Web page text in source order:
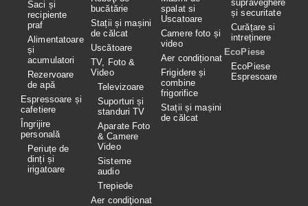
Saci și
recipiente
praf
Alimentatoare
și
acumulatori
Rezervoare
de apă
Espressoare și
cafetiere
Îngrijire
personală
Periuțe de
dinți și
irigatoare
bucătărie
Stații și mașini
de călcat
Uscătoare
TV, Foto &
Video
Televizoare
Suporturi și
standuri TV
Aparate Foto
& Camere
Video
Sisteme
audio
Trepiede
Aer condiţionat
spalat si
Uscatoare
Camere foto și
video
Aer condiționat
Frigidere și
combine
frigorifice
Stații și mașini
de călcat
supraveghere
și securitate
Curățare si
intreținere
EcoPiese
EcoPiese
Espresoare